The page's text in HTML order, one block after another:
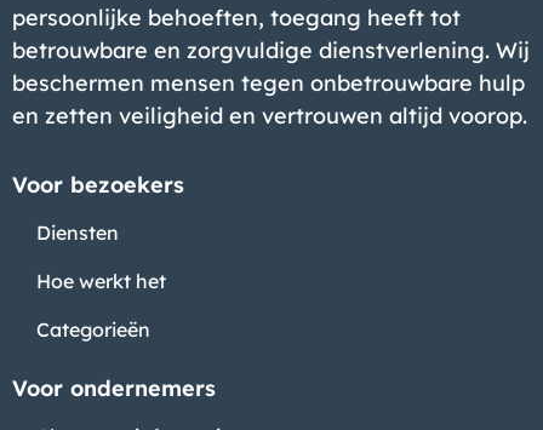
persoonlijke behoeften, toegang heeft tot
betrouwbare en zorgvuldige dienstverlening. Wij
beschermen mensen tegen onbetrouwbare hulp
en zetten veiligheid en vertrouwen altijd voorop.
Voor bezoekers
Diensten
Hoe werkt het
Categorieën
Voor ondernemers